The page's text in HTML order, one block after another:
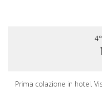
Prima colazione in hotel.